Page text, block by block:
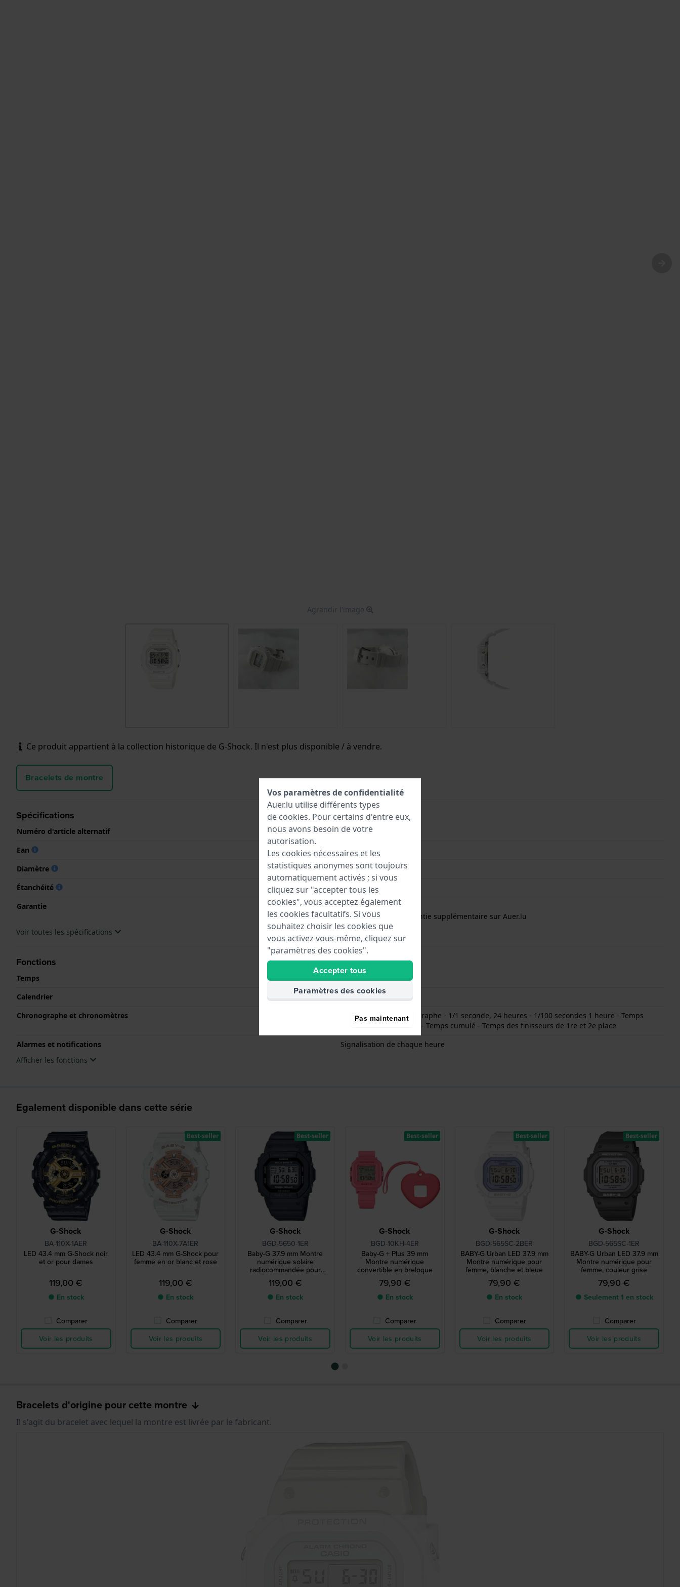
Agrandir l'image
Ce produit appartient à la collection historique de G-Shock. Il n'est plus disponible / à vendre.
Bracelets de montre
Spécifications
Numéro d'article alternatif
BGD-565U-7
Ean
4549526362538
Diamètre
37.9 mm
Étanchéité
10 Bar (nager)
Garantie
Garantie de 2 ans
Gratuit1 an de garantie supplémentaire sur Auer.lu
Voir toutes les spécifications
Fonctions
Temps
Calendrier
Date - Numérique
Chronographe et chronomètres
Chronomètre / Chronographe - 1/1 seconde, 24 heures - 1/100 secondes 1 heure - Temps
écoulé - Temps partiels - Temps cumulé - Temps des finisseurs de 1re et 2e place
Alarmes et notifications
Signalisation de chaque heure
Afficher les fonctions
Egalement disponible dans cette série
G-Shock
BA-110X-1AER
LED 43.4 mm G-Shock noir
et or pour dames
119,00 €
● En stock
Comparer
Voir les produits
G-Shock
BA-110X-7A1ER
LED 43.4 mm G-Shock pour
femme en or blanc et rose
119,00 €
● En stock
Comparer
Voir les produits
Best-seller
G-Shock
BGD-5650-1ER
Baby-G 37.9 mm Montre
numérique solaire
radiocommandée pour
femme
119,00 €
● En stock
Comparer
Voir les produits
Best-seller
G-Shock
BGD-10KH-4ER
Baby-G + Plus 39 mm
Montre numérique
convertible en breloque
79,90 €
● En stock
Comparer
Voir les produits
Best-seller
G-Shock
BGD-565SC-2BER
BABY-G Urban LED 37.9 mm
Montre numérique pour
femme, blanche et bleue
79,90 €
● En stock
Comparer
Voir les produits
Best-seller
G-Shock
BGD-565SC-1ER
BABY-G Urban LED 37.9 mm
Montre numérique pour
femme, couleur grise
79,90 €
● Seulement 1 en stock
Comparer
Voir les produits
Best-seller
Bracelets d'origine pour cette montre
Il s'agit du bracelet avec lequel la montre est livrée par le fabricant.
Vos paramètres de confidentialité
Auer.lu utilise différents types
de cookies. Pour certains d'entre eux,
nous avons besoin de votre
autorisation.
Les cookies nécessaires et les
statistiques anonymes sont toujours
automatiquement activés ; si vous
cliquez sur "accepter tous les
cookies", vous acceptez également
les cookies facultatifs. Si vous
souhaitez choisir les cookies que
vous activez vous-même, cliquez sur
"paramètres des cookies".
Accepter tous
Paramètres des cookies
Pas maintenant